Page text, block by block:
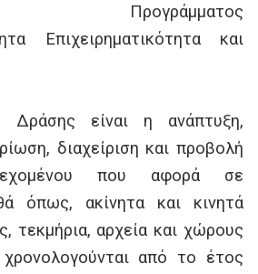
Προγράμματος
Επιχειρηματικότητα και
Δράσης είναι η ανάπτυξη,
διαχείριση και προβολή
που αφορά σε
όπως, ακίνητα και κινητά
τεκμήρια, αρχεία και χώρους
από το έτος